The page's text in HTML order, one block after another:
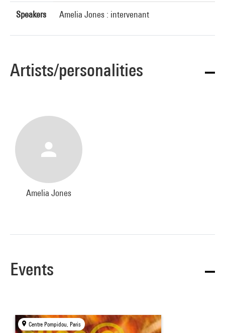
Speakers Amelia Jones : intervenant
Artists/personalities
Amelia Jones
Events
Centre Pompidou, Paris